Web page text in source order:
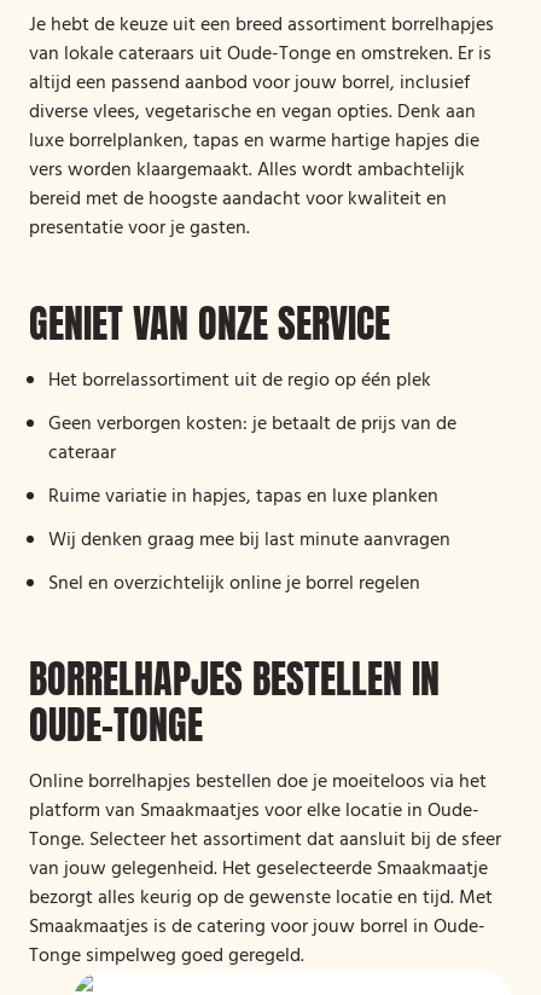
Je hebt de keuze uit een breed assortiment borrelhapjes
van lokale cateraars uit Oude-Tonge en omstreken. Er is
altijd een passend aanbod voor jouw borrel, inclusief
diverse vlees, vegetarische en vegan opties. Denk aan
luxe borrelplanken, tapas en warme hartige hapjes die
vers worden klaargemaakt. Alles wordt ambachtelijk
bereid met de hoogste aandacht voor kwaliteit en
presentatie voor je gasten.
GENIET VAN ONZE SERVICE
Het borrelassortiment uit de regio op één plek
Geen verborgen kosten: je betaalt de prijs van de
cateraar
Ruime variatie in hapjes, tapas en luxe planken
Wij denken graag mee bij last minute aanvragen
Snel en overzichtelijk online je borrel regelen
BORRELHAPJES BESTELLEN IN
OUDE-TONGE
Online borrelhapjes bestellen doe je moeiteloos via het
platform van Smaakmaatjes voor elke locatie in Oude-
Tonge. Selecteer het assortiment dat aansluit bij de sfeer
van jouw gelegenheid. Het geselecteerde Smaakmaatje
bezorgt alles keurig op de gewenste locatie en tijd. Met
Smaakmaatjes is de catering voor jouw borrel in Oude-
Tonge simpelweg goed geregeld.